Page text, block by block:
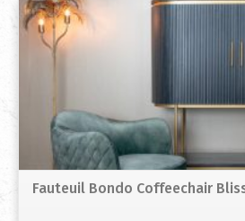
Fauteuil Bondo Coffeechair